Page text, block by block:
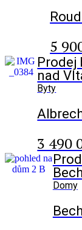
5
Prodej
nad
Byty
3 490
Domy